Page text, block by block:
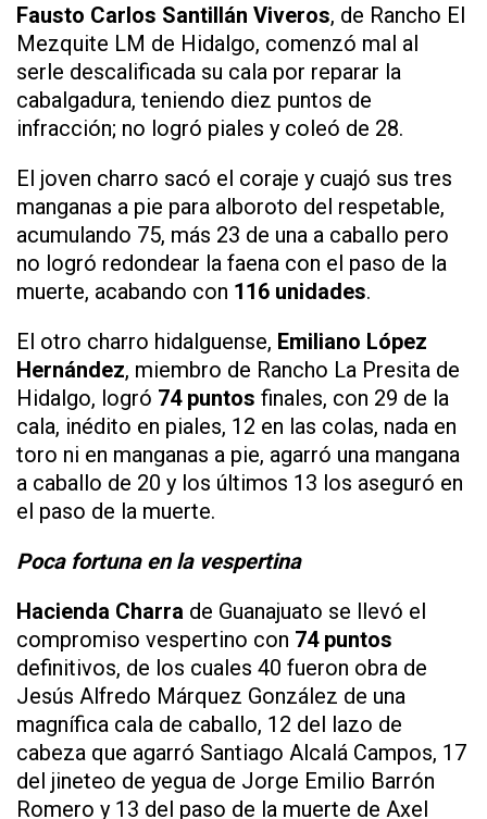
Fausto Carlos Santillán Viveros, de Rancho El
Mezquite LM de Hidalgo, comenzó mal al
serle descalificada su cala por reparar la
cabalgadura, teniendo diez puntos de
infracción; no logró piales y coleó de 28.
El joven charro sacó el coraje y cuajó sus tres
manganas a pie para alboroto del respetable,
acumulando 75, más 23 de una a caballo pero
no logró redondear la faena con el paso de la
muerte, acabando con 116 unidades.
El otro charro hidalguense, Emiliano López
Hernández, miembro de Rancho La Presita de
Hidalgo, logró 74 puntos finales, con 29 de la
cala, inédito en piales, 12 en las colas, nada en
toro ni en manganas a pie, agarró una mangana
a caballo de 20 y los últimos 13 los aseguró en
el paso de la muerte.
Poca fortuna en la vespertina
Hacienda Charra de Guanajuato se llevó el
compromiso vespertino con 74 puntos
definitivos, de los cuales 40 fueron obra de
Jesús Alfredo Márquez González de una
magnífica cala de caballo, 12 del lazo de
cabeza que agarró Santiago Alcalá Campos, 17
del jineteo de yegua de Jorge Emilio Barrón
Romero y 13 del paso de la muerte de Axel